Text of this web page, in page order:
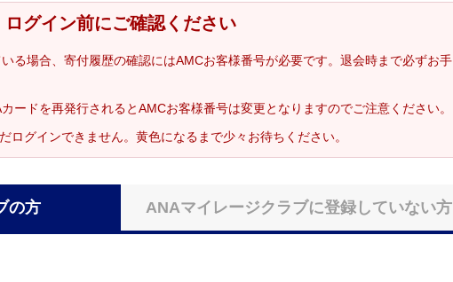
ログイン前にご確認ください
る場合、寄付履歴の確認にはAMCお客様番号が必要です。退会時まで必ずお手
ードを再発行されるとAMCお客様番号は変更となりますのでご注意ください。
ログインできません。黄色になるまで少々お待ちください。
の方 ANAマイレージクラブに登録していない方